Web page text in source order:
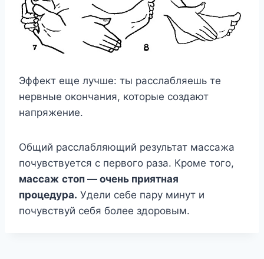
Эффект еще лучше: ты расслабляешь те
нервные окончания, которые создают
напряжение.
Общий расслабляющий результат массажа
почувствуется с первого раза. Кроме того,
массаж стоп — очень приятная
процедура. Удели себе пару минут и
почувствуй себя более здоровым.